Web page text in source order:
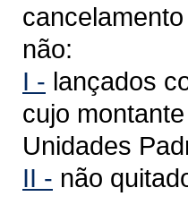
não:
I - lançados
cujo
Unidades
II - não